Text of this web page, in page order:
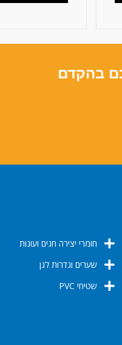
בהקדם
חומרי יצירה חגים ועונות
שערים וגדרות לגן
שטיחי PVC